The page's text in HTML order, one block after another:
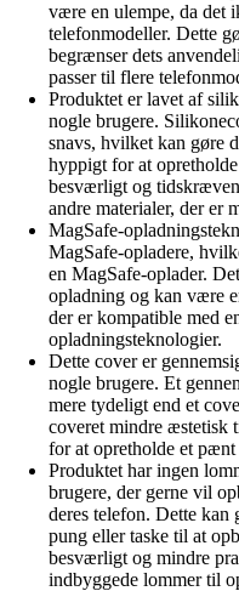
være en ulempe, da det
telefonmodeller. Dette
begrænser dets
passer til flere
Produktet er lavet af
nogle brugere.
snavs, hvilket kan gøre
hyppigt for at
besværligt og
andre materialer, der er
MagSafe-
MagSafe-opladere,
en MagSafe-oplader.
opladning og kan være
der er kompatible med
opladningsteknologier.
Dette cover er
nogle brugere. Et
mere tydeligt end et
coveret mindre æstetisk
for at opretholde et pænt
Produktet har ingen
brugere, der gerne vil
deres telefon. Dette kan
pung eller taske til at
besværligt og mindre
indbyggede lommer til